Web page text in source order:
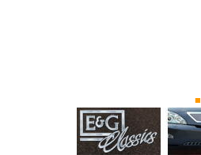
■